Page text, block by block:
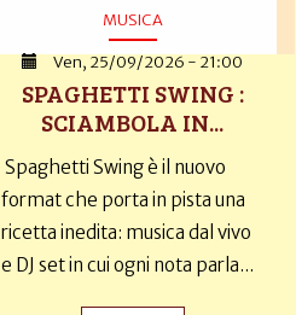
MUSICA
Ven, 25/09/2026 - 21:00
SPAGHETTI SWING :
SCIAMBOLA IN...
Spaghetti Swing è il nuovo
format che porta in pista una
ricetta inedita: musica dal vivo
e DJ set in cui ogni nota parla...